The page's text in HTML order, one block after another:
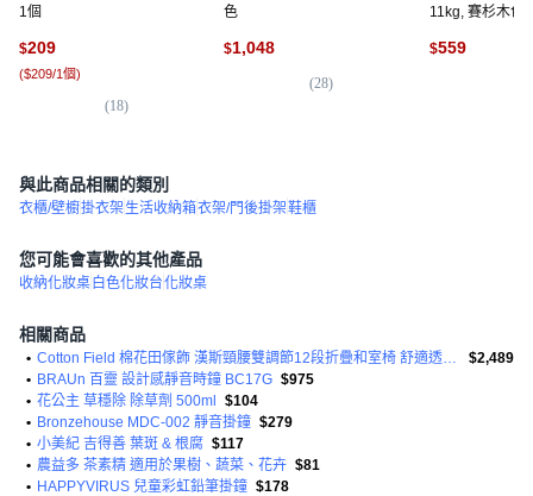
1個
$209
($209/1個)
(18)
色
$1,048
(28)
11kg, 賽杉木色,
$559
與此商品相關的類別
衣櫃/壁櫥掛衣架 生活收納箱衣架/門後掛架鞋櫃
您可能會喜歡的其他產品
收納化妝桌白色化妝台化妝桌
相關商品
•
$2,489
• BRAUn 百靈 設計感靜音時鐘 BC17G $975
• 花公主 草穩除 除草劑 500ml $104
• Bronzehouse MDC-002 靜音掛鐘 $279
• 小美紀 吉得善 葉斑 & 根腐 $117
• 農益多 茶素精 適用於果樹、蔬菜、花卉 $81
• HAPPYVIRUS 兒童彩虹鉛筆掛鐘 $178